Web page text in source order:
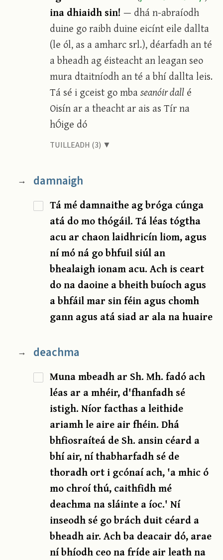
ina dhiaidh sin!— dhá n-abraíodh
duine go raibh duine eicínt eile dallta
(le ól, as a amharc srl.), déarfadh an té
a bheadh ag éisteacht an leagan seo
mura dtaitníodh an té a bhí dallta leis.
Tá sé i gceist go mbaseanóir dallé
Oisín ar a theacht ar ais as Tír na
hÓige dó
TUILLEADH (3) ▼
→ damnaigh
Tá mé damnaithe ag bróga cúnga
atá do mo thógáil. Tá léas tógtha
acu ar chaon laidhricín liom, agus
ní mó ná go bhfuil siúl an
bhealaigh ionam acu. Ach is ceart
do na daoine a bheith buíoch agus
a bhfáil mar sin féin agus chomh
gann agus atá siad ar ala na huaire
→ deachma
Muna mbeadh ar Sh. Mh. fadó ach
léas ar a mhéir, d'fhanfadh sé
istigh. Níor facthas a leithide
ariamh le aire air fhéin. Dhá
bhfiosraíteá de Sh. ansin céard a
bhí air, ní thabharfadh sé de
thoradh ort i gcónaí ach, 'a mhic ó
mo chroí thú, caithfidh mé
deachma na sláinte a íoc.' Ní
inseodh sé go brách duit céard a
bheadh air. Ach ba deacair dó, arae
ní bhíodh ceo na fríde air leath na